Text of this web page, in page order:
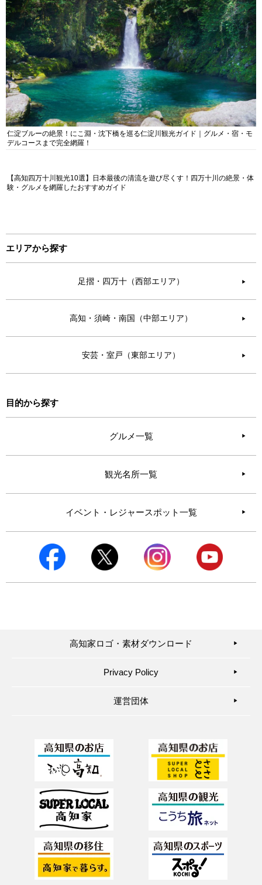
仁淀ブルーの絶景！にこ淵・沈下橋を巡る仁淀川観光ガイド｜グルメ・宿・モ
デルコースまで完全網羅！
【高知四万十川観光10選】日本最後の清流を遊び尽くす！四万十川の絶景・体
験・グルメを網羅したおすすめガイド
エリアから探す
足摺・四万十（西部エリア） ▶︎
高知・須崎・南国（中部エリア） ▶︎
安芸・室戸（東部エリア） ▶︎
目的から探す
グルメ一覧
観光名所一覧
イベント・レジャースポット一覧
高知家ロゴ・素材ダウンロード ▶︎
Privacy Policy ▶︎
運営団体 ▶︎